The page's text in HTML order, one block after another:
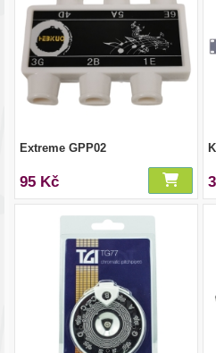
Extreme GPP02
95 Kč